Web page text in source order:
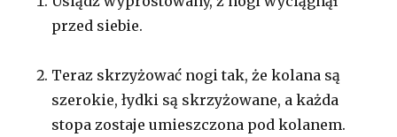
przed siebie.
Teraz skrzyżować nogi tak, że kolana są
szerokie, łydki są skrzyżowane, a każda
stopa zostaje umieszczona pod kolanem.